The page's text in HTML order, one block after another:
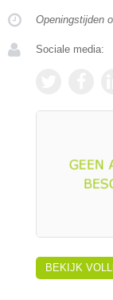
Openingstijden
Sociale media:
BEKIJK